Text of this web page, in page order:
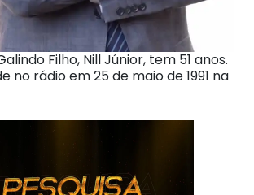
Filho, Nill Júnior, tem 51 anos.
no rádio em 25 de maio de 1991 na